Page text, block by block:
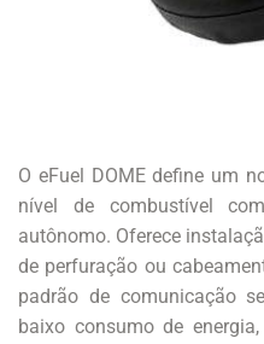
O eFuel DOME define um
nível de combustível
autônomo. Oferece
de perfuração ou
padrão de comunicação
baixo consumo de